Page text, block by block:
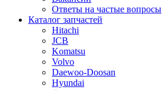
Ответы на частые вопросы
Каталог запчастей
Hitachi
JCB
Komatsu
Volvo
Daewoo-Doosan
Hyundai